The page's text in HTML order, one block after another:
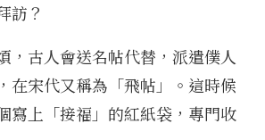
訪？
，古人會送名帖代替，派遣僕人
在宋代又稱為「飛帖」。這時候
寫上「接福」的紅紙袋，專門收